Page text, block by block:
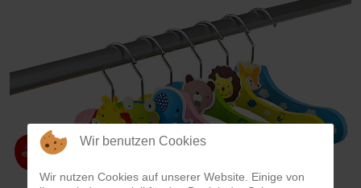
Wir benutzen Cookies
Wir nutzen Cookies auf unserer Website. Einige von